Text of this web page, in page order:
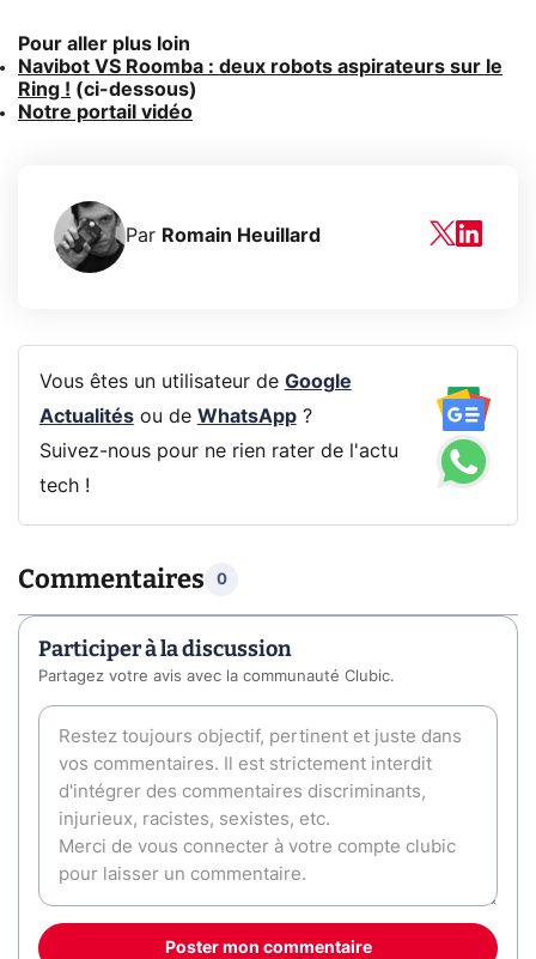
Pour aller plus loin
Navibot VS Roomba : deux robots aspirateurs sur le
Ring ! (ci-dessous)
Notre portail vidéo
Par Romain Heuillard
Vous êtes un utilisateur de Google
Actualitésou de WhatsApp?
Suivez-nous pour ne rien rater de l'actu
tech !
Commentaires 0
Participer à la discussion
Partagez votre avis avec la communauté Clubic.
Poster mon commentaire